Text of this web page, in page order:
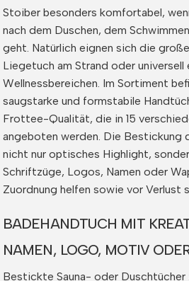
Stoiber besonders komfortabel,
nach dem Duschen, dem
geht. Natürlich eignen sich die
Liegetuch am Strand oder
Wellnessbereichen. Im Sortiment
saugstarke und formstabile
Frottee-Qualität, die in 15
angeboten werden. Die Bestickung
nicht nur optisches Highlight,
Schriftzüge, Logos, Namen oder
Zuordnung helfen sowie vor Verlust
BADEHANDTUCH MIT
NAMEN, LOGO, MOTIV
Bestickte Sauna- oder Duschtücher